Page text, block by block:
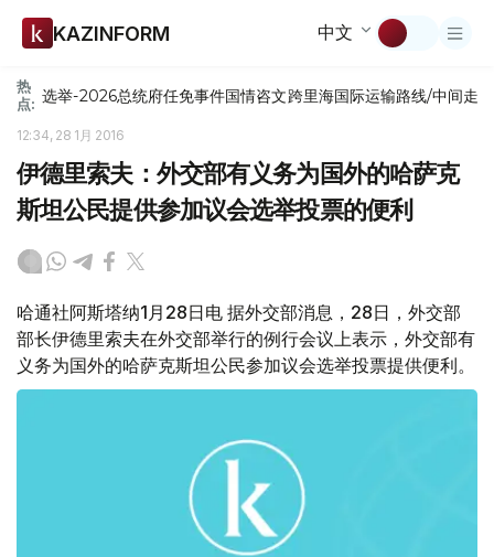
KAZINFORM 中文
热
点: 选举-2026总统府任免事件国情咨文跨里海国际运输路线/中间走廊
12:34, 28 1月 2016
伊德里索夫：外交部有义务为国外的哈萨克
斯坦公民提供参加议会选举投票的便利
哈通社阿斯塔纳1月28日电 据外交部消息，28日，外交部
部长伊德里索夫在外交部举行的例行会议上表示，外交部有
义务为国外的哈萨克斯坦公民参加议会选举投票提供便利。